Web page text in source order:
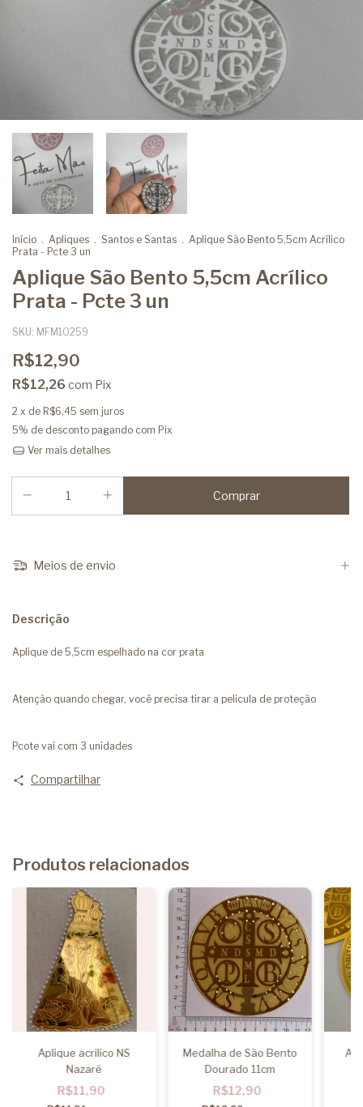
Início . Apliques . Santos e Santas . Aplique São Bento 5,5cm Acrílico
Prata - Pcte 3 un
Aplique São Bento 5,5cm Acrílico
Prata - Pcte 3 un
SKU: MFM10259
R$12,90
R$12,26 com Pix
2 x de R$6,45 sem juros
5% de desconto pagando com Pix
Ver mais detalhes
Meios de envio
Descrição
Aplique de 5,5cm espelhado na cor prata
Atenção quando chegar, você precisa tirar a pelicula de proteção
Pcote vai com 3 unidades
Compartilhar
Produtos relacionados
Aplique acrilico NS
Nazaré
R$11,90
Medalha de São Bento
Dourado 11cm
R$12,90